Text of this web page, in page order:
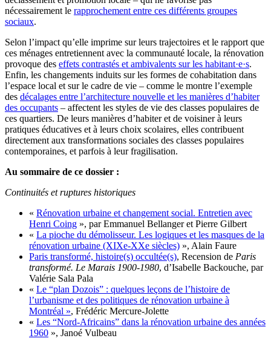
nécessairement le rapprochement entre ces différents groupes
sociaux.
Selon l’impact qu’elle imprime sur leurs trajectoires et le rapport que
ces ménages entretiennent avec la communauté locale, la rénovation
provoque des effets contrastés et ambivalents sur les habitant·e·s.
Enfin, les changements induits sur les formes de cohabitation dans
l’espace local et sur le cadre de vie – comme le montre l’exemple
des décalages entre l’architecture nouvelle et les manières d’habiter
des occupants – affectent les styles de vie des classes populaires de
ces quartiers. De leurs manières d’habiter et de voisiner à leurs
pratiques éducatives et à leurs choix scolaires, elles contribuent
directement aux transformations sociales des classes populaires
contemporaines, et parfois à leur fragilisation.
Au sommaire de ce dossier :
Continuités et ruptures historiques
« Rénovation urbaine et changement social. Entretien avec
Henri Coing », par Emmanuel Bellanger et Pierre Gilbert
« La pioche du démolisseur. Les logiques et les masques de la
rénovation urbaine (XIXe-XXe siècles) », Alain Faure
Paris transformé, histoire(s) occultée(s), Recension de Paris
transformé. Le Marais 1900-1980, d’Isabelle Backouche, par
Valérie Sala Pala
« Le “plan Dozois” : quelques leçons de l’histoire de
l’urbanisme et des politiques de rénovation urbaine à
Montréal », Frédéric Mercure-Jolette
« Les “Nord-Africains” dans la rénovation urbaine des années
1960 », Janoé Vulbeau